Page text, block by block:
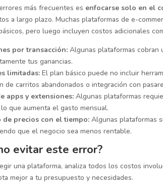
más frecuentes es enfocarse solo en el
a largo plazo. Muchas plataformas de e-
pero luego incluyen costos adicionales
por transacción: Algunas plataformas cobran
tus ganancias.
limitadas: El plan básico puede no incluir
de carritos abandonados o integración con
apps y extensiones: Algunas plataformas
que aumenta el gasto mensual.
de precios con el tiempo: Algunas plataformas
que el negocio sea menos rentable.
evitar este error?
una plataforma, analiza todos los costos
mejor a tu presupuesto y necesidades.